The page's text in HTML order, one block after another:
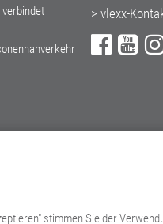
verbindet
> vlexx-
stimmen Sie der